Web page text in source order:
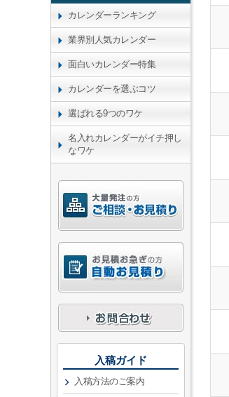
カレンダーランキング
業界別人気カレンダー
面白いカレンダー特集
カレンダーを選ぶコツ
選ばれる9つのワケ
名入れカレンダーがイチ押し
なワケ
入稿ガイド
入稿方法のご案内